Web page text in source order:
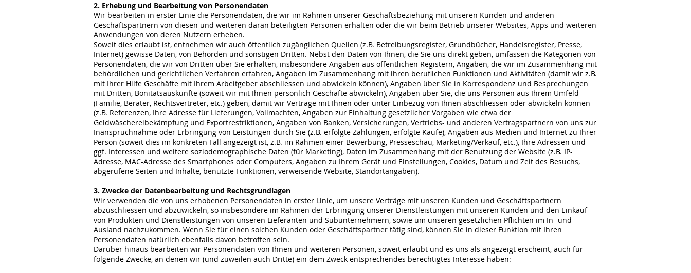
2. Erhebung und Bearbeitung von Personendaten
Wir bearbeiten in erster Linie die Personendaten, die wir im Rahmen unserer Geschäftsbeziehung mit unseren Kunden und anderen
Geschäftspartnern von diesen und weiteren daran beteiligten Personen erhalten oder die wir beim Betrieb unserer Websites, Apps und weiteren
Anwendungen von deren Nutzern erheben.
Soweit dies erlaubt ist, entnehmen wir auch öffentlich zugänglichen Quellen (z.B. Betreibungsregister, Grundbücher, Handelsregister, Presse,
Internet) gewisse Daten, von Behörden und sonstigen Dritten. Nebst den Daten von Ihnen, die Sie uns direkt geben, umfassen die Kategorien von
Personendaten, die wir von Dritten über Sie erhalten, insbesondere Angaben aus öffentlichen Registern, Angaben, die wir im Zusammenhang mit
behördlichen und gerichtlichen Verfahren erfahren, Angaben im Zusammenhang mit ihren beruflichen Funktionen und Aktivitäten (damit wir z.B.
mit Ihrer Hilfe Geschäfte mit Ihrem Arbeitgeber abschliessen und abwickeln können), Angaben über Sie in Korrespondenz und Besprechungen
mit Dritten, Bonitätsauskünfte (soweit wir mit Ihnen persönlich Geschäfte abwickeln), Angaben über Sie, die uns Personen aus Ihrem Umfeld
(Familie, Berater, Rechtsvertreter, etc.) geben, damit wir Verträge mit Ihnen oder unter Einbezug von Ihnen abschliessen oder abwickeln können
(z.B. Referenzen, Ihre Adresse für Lieferungen, Vollmachten, Angaben zur Einhaltung gesetzlicher Vorgaben wie etwa der
Geldwäschereibekämpfung und Exportrestriktionen, Angaben von Banken, Versicherungen, Vertriebs- und anderen Vertragspartnern von uns zur
Inanspruchnahme oder Erbringung von Leistungen durch Sie (z.B. erfolgte Zahlungen, erfolgte Käufe), Angaben aus Medien und Internet zu Ihrer
Person (soweit dies im konkreten Fall angezeigt ist, z.B. im Rahmen einer Bewerbung, Presseschau, Marketing/Verkauf, etc.), Ihre Adressen und
ggf. Interessen und weitere soziodemographische Daten (für Marketing), Daten im Zusammenhang mit der Benutzung der Website (z.B. IP-
Adresse, MAC-Adresse des Smartphones oder Computers, Angaben zu Ihrem Gerät und Einstellungen, Cookies, Datum und Zeit des Besuchs,
abgerufene Seiten und Inhalte, benutzte Funktionen, verweisende Website, Standortangaben).
3. Zwecke der Datenbearbeitung und Rechtsgrundlagen
Wir verwenden die von uns erhobenen Personendaten in erster Linie, um unsere Verträge mit unseren Kunden und Geschäftspartnern
abzuschliessen und abzuwickeln, so insbesondere im Rahmen der Erbringung unserer Dienstleistungen mit unseren Kunden und den Einkauf
von Produkten und Dienstleistungen von unseren Lieferanten und Subunternehmern, sowie um unseren gesetzlichen Pflichten im In- und
Ausland nachzukommen. Wenn Sie für einen solchen Kunden oder Geschäftspartner tätig sind, können Sie in dieser Funktion mit Ihren
Personendaten natürlich ebenfalls davon betroffen sein.
Darüber hinaus bearbeiten wir Personendaten von Ihnen und weiteren Personen, soweit erlaubt und es uns als angezeigt erscheint, auch für
folgende Zwecke, an denen wir (und zuweilen auch Dritte) ein dem Zweck entsprechendes berechtigtes Interesse haben: